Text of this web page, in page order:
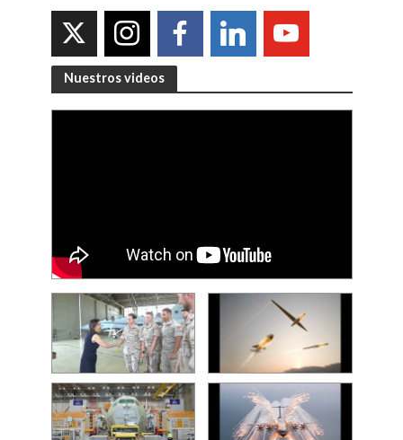
Nuestros videos